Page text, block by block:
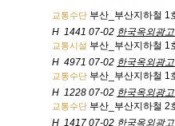
교통수단 부산_부산지하철 1
H 1441 07-02 한국옥외광
교통시설 부산_부산지하철 1
H 4971 07-02 한국옥외광
교통수단 부산_부산지하철 1
H 1228 07-02 한국옥외광
교통수단 부산_부산지하철 2
H 1417 07-02 한국옥외광